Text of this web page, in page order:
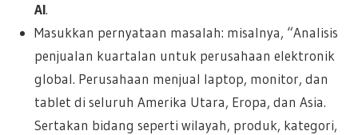
AI.
Masukkan pernyataan masalah: misalnya, “Analisis
penjualan kuartalan untuk perusahaan elektronik
global. Perusahaan menjual laptop, monitor, dan
tablet di seluruh Amerika Utara, Eropa, dan Asia.
Sertakan bidang seperti wilayah, produk, kategori,